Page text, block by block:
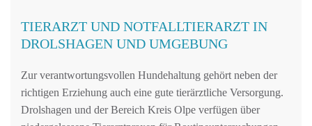
TIERARZT UND NOTFALLTIERARZT IN
DROLSHAGEN UND UMGEBUNG
Zur verantwortungsvollen Hundehaltung gehört neben der
richtigen Erziehung auch eine gute tierärztliche Versorgung.
Drolshagen und der Bereich Kreis Olpe verfügen über